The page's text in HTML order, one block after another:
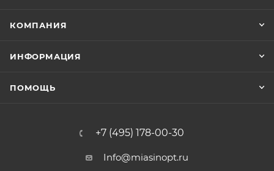
КОМПАНИЯ
ИНФОРМАЦИЯ
ПОМОЩЬ
+7 (495) 178-00-30
Info@miasinopt.ru